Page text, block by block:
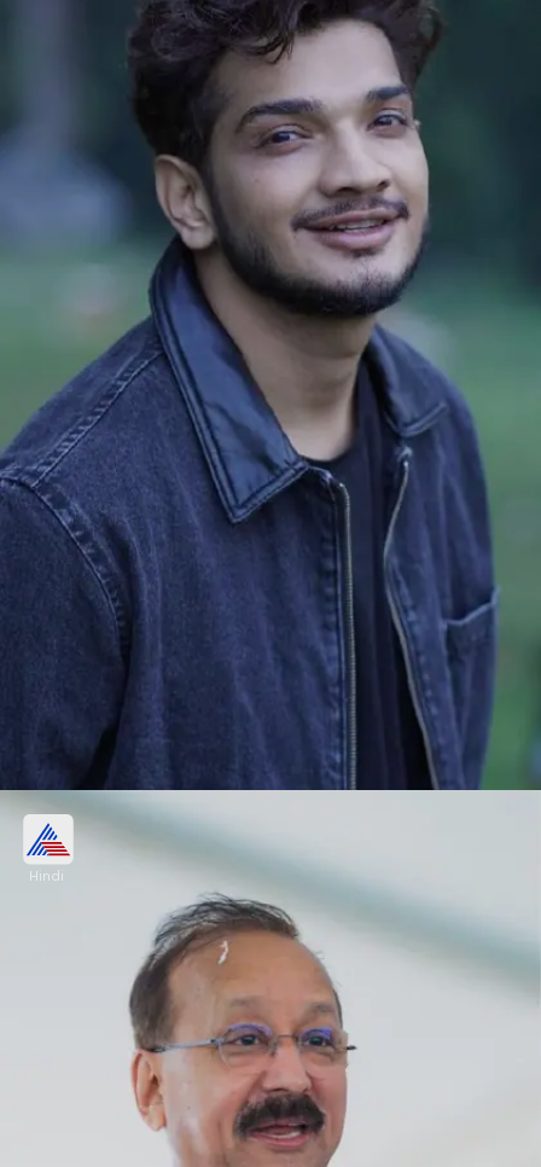
मुनव्वर फारूकी
मुनव्वर फारूकी को भी जान से मारने की धमकी मिली थी।
Image credits: Social Media
Hindi